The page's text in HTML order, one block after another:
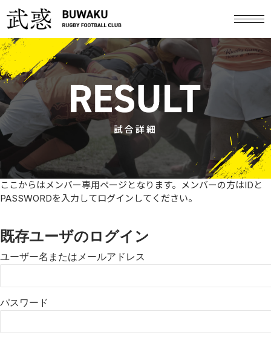
試合詳細
ここからはメンバー専用ページとなります。メンバーの方はIDと
PASSWORDを入力してログインしてください。
既存ユーザのログイン
ユーザー名またはメールアドレス
パスワード